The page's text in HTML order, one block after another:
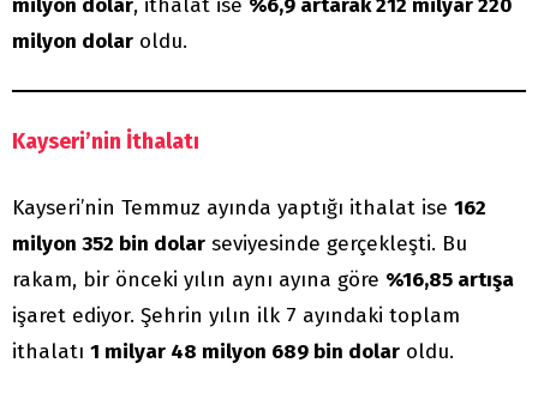
milyon dolar, ithalat ise %6,9 artarak 212 milyar 220
milyon dolar oldu.
Kayseri’nin İthalatı
Kayseri’nin Temmuz ayında yaptığı ithalat ise 162
milyon 352 bin dolar seviyesinde gerçekleşti. Bu
rakam, bir önceki yılın aynı ayına göre %16,85 artışa
işaret ediyor. Şehrin yılın ilk 7 ayındaki toplam
ithalatı 1 milyar 48 milyon 689 bin dolar oldu.